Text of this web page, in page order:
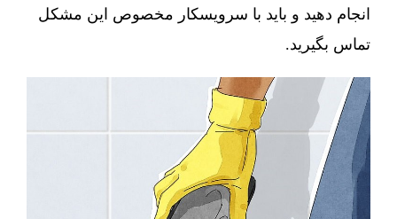
انجام دهید و باید با سرویسکار مخصوص این مشکل
تماس بگیرید.